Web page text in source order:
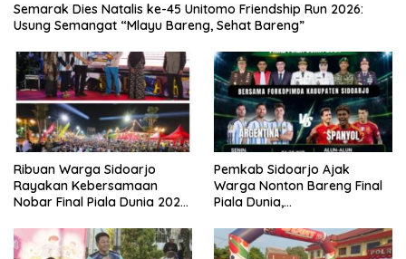
Semarak Dies Natalis ke-45 Unitomo Friendship Run 2026:
Usung Semangat “Mlayu Bareng, Sehat Bareng”
Ribuan Warga Sidoarjo
Rayakan Kebersamaan
Nobar Final Piala Dunia 2026
Forkopimda
Pemkab Sidoarjo Ajak
Warga Nonton Bareng Final
Piala Dunia,